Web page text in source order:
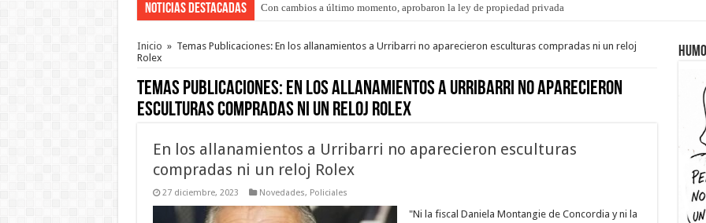
Noticias Destacadas Adopción en Entre Ríos: el 35% de los 90 niños, niñas y adolescentes que esperan una familia tiene
Inicio » Temas Publicaciones: En los allanamientos a Urribarri no aparecieron esculturas compradas ni un reloj
Rolex
Temas Publicaciones: En los allanamientos a Urribarri no aparecieron
esculturas compradas ni un reloj Rolex
En los allanamientos a Urribarri no aparecieron esculturas
compradas ni un reloj Rolex
27 diciembre, 2023 Novedades, Policiales
"Ni la fiscal Daniela Montangie de Concordia y ni la